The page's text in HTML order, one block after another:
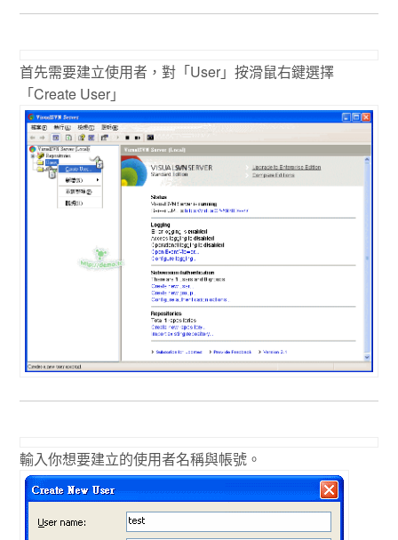
首先需要建立使用者，對「User」按滑鼠右鍵選擇
「Create User」
輸入你想要建立的使用者名稱與帳號。